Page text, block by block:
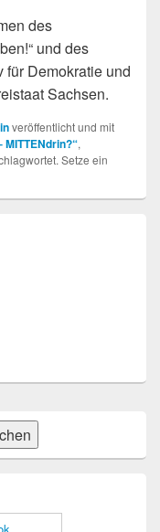
des
und des
für Demokratie und
Sachsen.
veröffentlicht und mit
,
Setze ein